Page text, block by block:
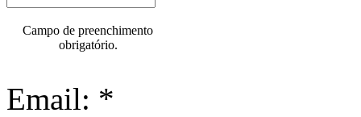
Campo de preenchimento
obrigatório.
Email: *